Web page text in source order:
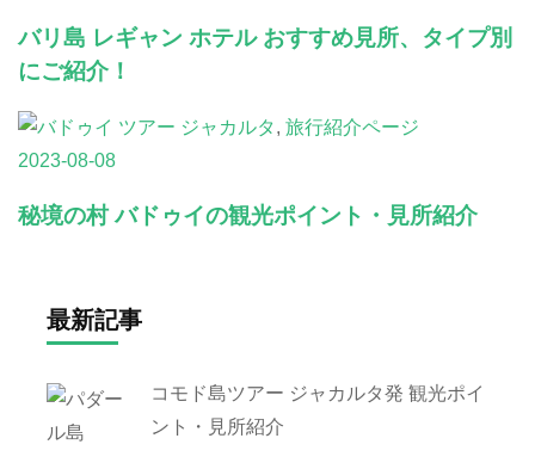
バリ島 レギャン ホテル おすすめ見所、タイプ別
にご紹介！
ジャカルタ, 旅行紹介ページ
2023-08-08
秘境の村 バドゥイの観光ポイント・見所紹介
最新記事
コモド島ツアー ジャカルタ発 観光ポイ
ント・見所紹介